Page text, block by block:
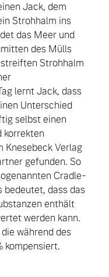
Jack, dem
Strohhalm ins
das Meer und
des Mülls
Strohhalm
lernt Jack, dass
Unterschied
selbst einen
korrekten
Knesebeck Verlag
gefunden. So
Cradle-
dass das
enthält
werden kann.
während des
kompensiert.